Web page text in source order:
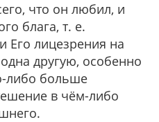
что он любил, и
блага, т. е.
Его лицезрения на
другую, особенно
либо больше
в чём-либо